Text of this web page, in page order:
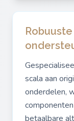
scala aan
onderdelen,
betaalbare